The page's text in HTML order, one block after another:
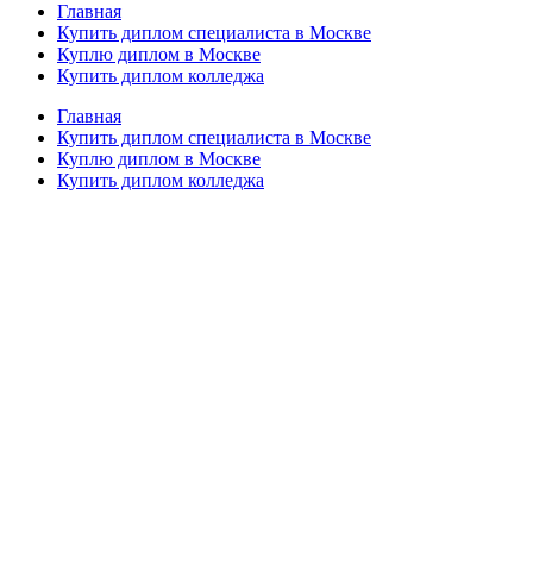
Главная
Купить диплом специалиста в Москве
Куплю диплом в Москве
Купить диплом колледжа
Главная
Купить диплом специалиста в Москве
Куплю диплом в Москве
Купить диплом колледжа